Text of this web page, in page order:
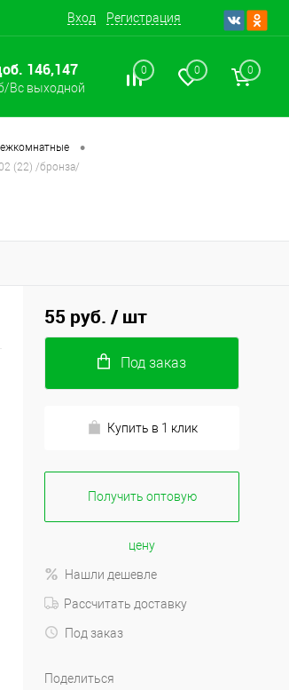
Вход Регистрация
146,147
Вс выходной
0 0 0
•
(22) /бронза/
55 руб. / шт
Под заказ
Купить в 1 клик
Получить оптовую
цену
Нашли дешевле
Рассчитать доставку
Под заказ
Поделиться